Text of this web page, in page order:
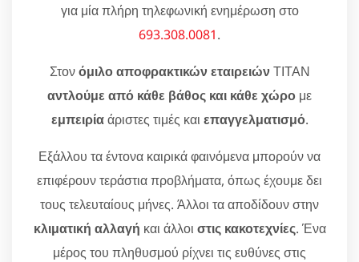
για μία πλήρη τηλεφωνική ενημέρωση στο
693.308.0081.
Στονόμιλο αποφρακτικών εταιρειώνΤΙΤΑΝ
αντλούμε από κάθε βάθος και κάθε χώρο με
εμπειρίαάριστες τιμές και επαγγελματισμό.
Εξάλλου τα έντονα καιρικά φαινόμενα μπορούν να
επιφέρουν τεράστια προβλήματα, όπως έχουμε δει
τους τελευταίους μήνες. Άλλοι τα αποδίδουν στην
κλιματική αλλαγή και άλλοι στις κακοτεχνίες. Ένα
μέρος του πληθυσμού ρίχνει τις ευθύνες στις